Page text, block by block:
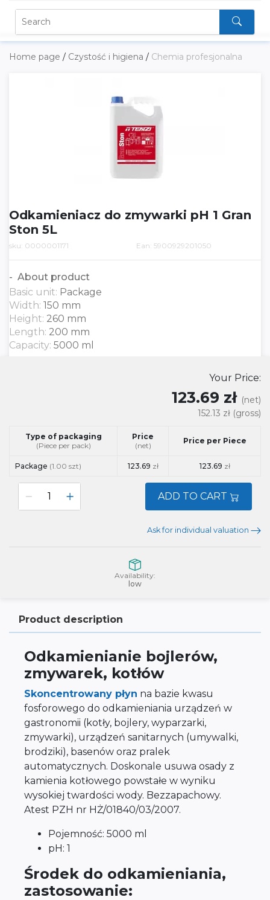
Home page / Czystość i higiena / Chemia profesjonalna
Odkamieniacz do zmywarki pH 1 Gran
Ston 5L
sku: 0000001171 Ean: 5900929201050
About product
Basic unit: Package
Width: 150 mm
Height: 260 mm
Length: 200 mm
Capacity: 5000 ml
Your Price:
123.69 zł (net)
152.13 zł (gross)
Type of packaging
(Piece per pack)
Price
(net)
Price per Piece
Package (1.00 szt) 123.69 zł 123.69 zł
ADD TO CART
Ask for individual valuation
Availability:
low
Product description
Odkamienianie bojlerów,
zmywarek, kotłów
Skoncentrowany płyn na bazie kwasu
fosforowego do odkamieniania urządzeń w
gastronomii (kotły, bojlery, wyparzarki,
zmywarki), urządzeń sanitarnych (umywalki,
brodziki), basenów oraz pralek
automatycznych. Doskonale usuwa osady z
kamienia kotłowego powstałe w wyniku
wysokiej twardości wody. Bezzapachowy.
Atest PZH nr HŻ/01840/03/2007.
Pojemność: 5000 ml
pH: 1
Środek do odkamieniania,
zastosowanie: